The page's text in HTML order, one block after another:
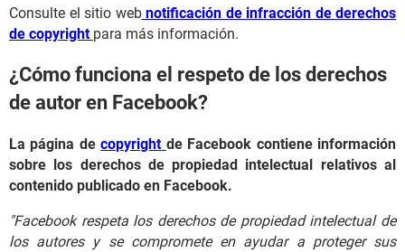
Consulte el sitio web notificación de infracción de derechos
de copyright para más información.
¿Cómo funciona el respeto de los derechos
de autor en Facebook?
La página decopyright de Facebook contiene información
sobre los derechos de propiedad intelectual relativos al
contenido publicado en Facebook.
"Facebook respeta los derechos de propiedad intelectual de
los autores y se compromete en ayudar a proteger sus